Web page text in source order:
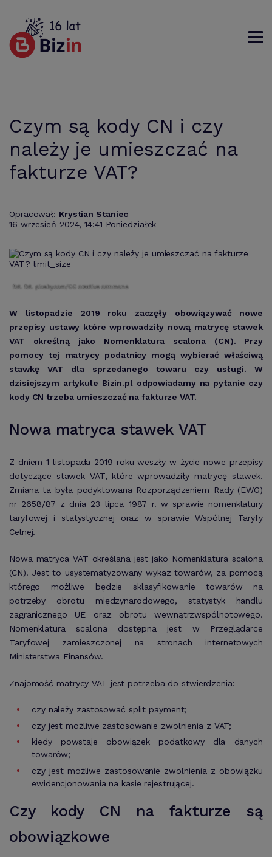
Czym są kody CN i czy
należy je umieszczać na
fakturze VAT?
Opracował: Krystian Staniec
16 wrzesień 2024, 14:41 Poniedziałek
fot. fot. pixaby.com/CC creative commons
W listopadzie 2019 roku zaczęły obowiązywać nowe
przepisy ustawy które wprowadziły nową matrycę stawek
VAT określną jako Nomenklatura scalona (CN). Przy
pomocy tej matrycy podatnicy mogą wybierać właściwą
stawkę VAT dla sprzedanego towaru czy usługi. W
dzisiejszym artykule Bizin.pl odpowiadamy na pytanie czy
kody CN trzeba umieszczać na fakturze VAT.
Nowa matryca stawek VAT
Z dniem 1 listopada 2019 roku weszły w życie nowe przepisy
dotyczące stawek VAT, które wprowadziły matrycę stawek.
Zmiana ta była podyktowana Rozporządzeniem Rady (EWG)
nr 2658/87 z dnia 23 lipca 1987 r. w sprawie nomenklatury
taryfowej i statystycznej oraz w sprawie Wspólnej Taryfy
Celnej.
Nowa matryca VAT określana jest jako Nomenklatura scalona
(CN). Jest to usystematyzowany wykaz towarów, za pomocą
którego możliwe będzie sklasyfikowanie towarów na
potrzeby obrotu międzynarodowego, statystyk handlu
zagranicznego UE oraz obrotu wewnątrzwspólnotowego.
Nomenklatura scalona dostępna jest w Przeglądarce
Taryfowej zamieszczonej na stronach internetowych
Ministerstwa Finansów.
Znajomość matrycy VAT jest potrzeba do stwierdzenia:
czy należy zastosować split payment;
czy jest możliwe zastosowanie zwolnienia z VAT;
kiedy powstaje obowiązek podatkowy dla danych
towarów;
czy jest możliwe zastosowanie zwolnienia z obowiązku
ewidencjonowania na kasie rejestrującej.
Czy kody CN na fakturze są
obowiązkowe